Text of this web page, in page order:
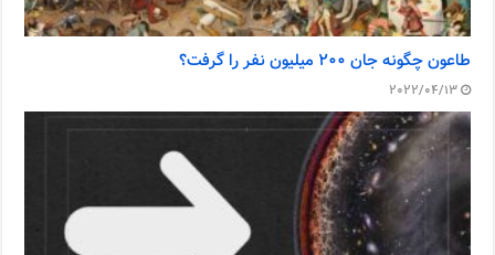
طاعون چگونه جان ۲۰۰ میلیون نفر را گرفت؟
2022/04/13